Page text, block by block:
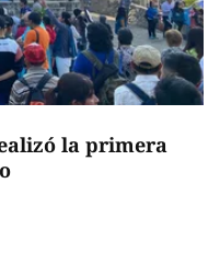
la primera